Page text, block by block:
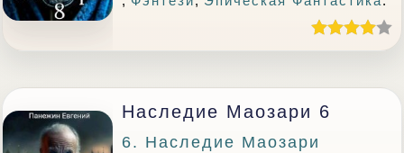
Наследие Маозари 6
6. Наследие Маозари